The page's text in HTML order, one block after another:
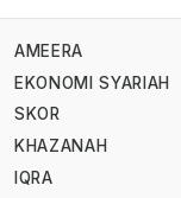
AMEERA
EKONOMI SYARIAH
SKOR
KHAZANAH
IQRA